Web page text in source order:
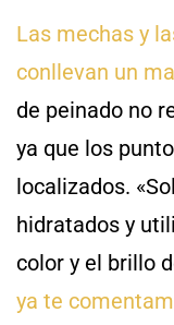
Las mechas y
conllevan un
de peinado no
ya que los
localizados.
hidratados y
color y el brillo
ya te